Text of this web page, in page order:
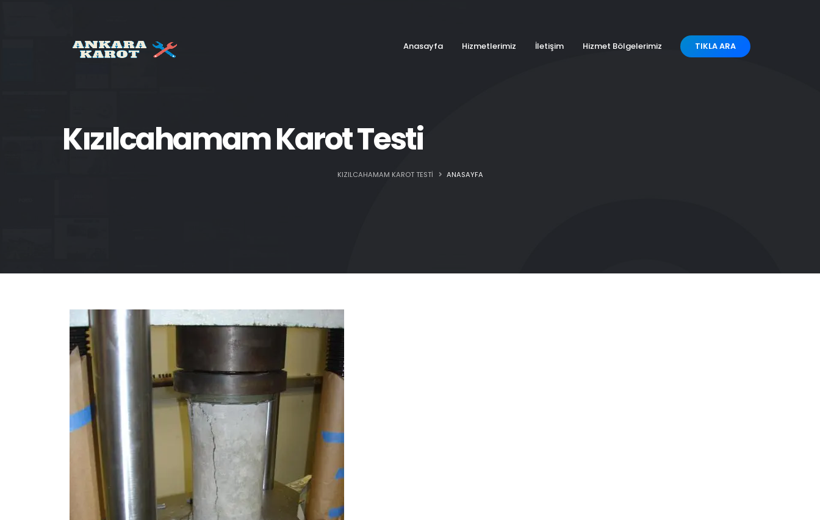
Anasayfa Hizmetlerimiz İletişim Hizmet Bölgelerimiz TIKLA ARA
Kızılcahamam Karot Testi
KIZILCAHAMAM KAROT TESTI ANASAYFA